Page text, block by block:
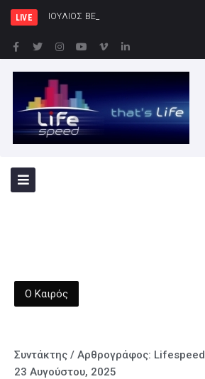
LIVE ΙΟΥΛΙΟΣ ΒΕΡΝ 200: Η Συναρπαστι
Ο Καιρός
Συντάκτης / Αρθρογράφος: Lifespeed
23 Αυγούστου, 2025